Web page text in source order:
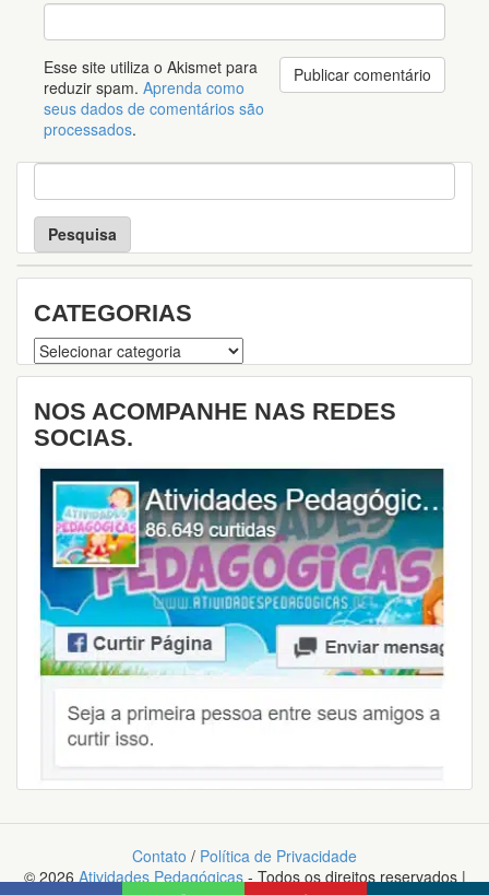
Esse site utiliza o Akismet para
reduzir spam. Aprenda como
seus dados de comentários são
processados.
P
e
s
u
i
a
CATEGORIAS
Categorias
NOS ACOMPANHE NAS REDES
SOCIAS.
Contato / Política de Privacidade
© 2026Atividades Pedagógicas- Todos os direitos reservados |